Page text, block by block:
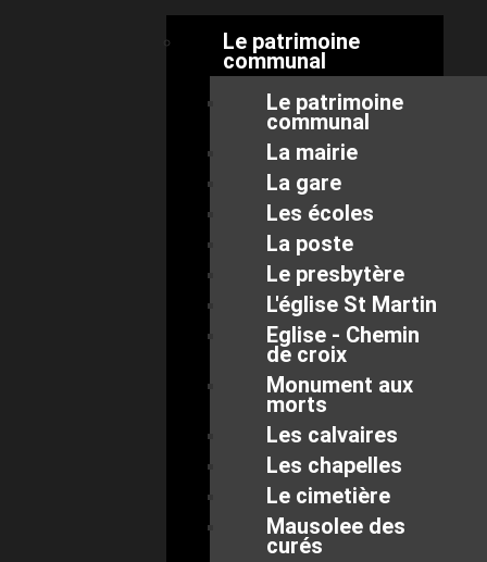
Le patrimoine
communal
Le patrimoine
communal
La mairie
La gare
Les écoles
La poste
Le presbytère
L'église St Martin
Eglise - Chemin
de croix
Monument aux
morts
Les calvaires
Les chapelles
Le cimetière
Mausolee des
curés